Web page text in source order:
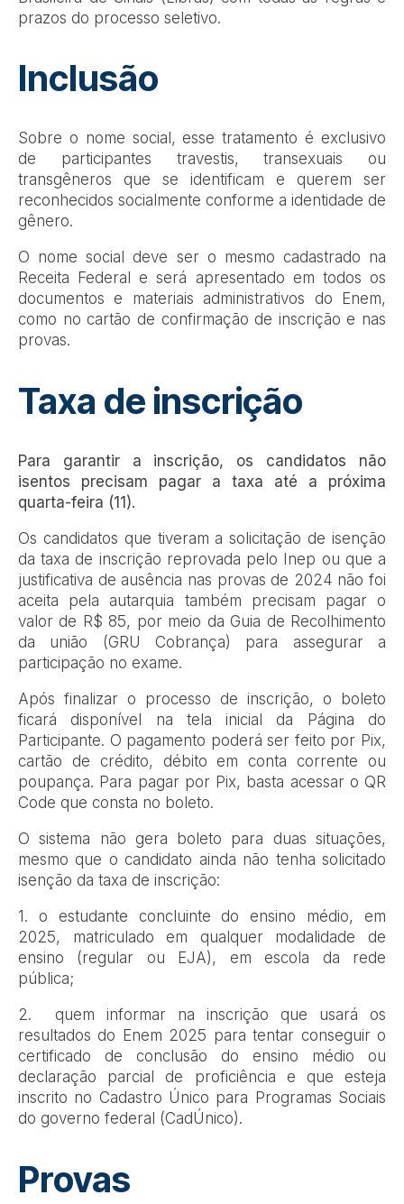
prazos do processo seletivo.
Inclusão
Sobre o nome social, esse tratamento é exclusivo
de participantes travestis, transexuais ou
transgêneros que se identificam e querem ser
reconhecidos socialmente conforme a identidade de
gênero.
O nome social deve ser o mesmo cadastrado na
Receita Federal e será apresentado em todos os
documentos e materiais administrativos do Enem,
como no cartão de confirmação de inscrição e nas
provas.
Taxa de inscrição
Para garantir a inscrição, os candidatos não
isentos precisam pagar a taxa até a próxima
quarta-feira (11).
Os candidatos que tiveram a solicitação de isenção
da taxa de inscrição reprovada pelo Inep ou que a
justificativa de ausência nas provas de 2024 não foi
aceita pela autarquia também precisam pagar o
valor de R$ 85, por meio da Guia de Recolhimento
da união (GRU Cobrança) para assegurar a
participação no exame.
Após finalizar o processo de inscrição, o boleto
ficará disponível na tela inicial da Página do
Participante. O pagamento poderá ser feito por Pix,
cartão de crédito, débito em conta corrente ou
poupança. Para pagar por Pix, basta acessar o QR
Code que consta no boleto.
O sistema não gera boleto para duas situações,
mesmo que o candidato ainda não tenha solicitado
isenção da taxa de inscrição:
1. o estudante concluinte do ensino médio, em
2025, matriculado em qualquer modalidade de
ensino (regular ou EJA), em escola da rede
pública;
2. quem informar na inscrição que usará os
resultados do Enem 2025 para tentar conseguir o
certificado de conclusão do ensino médio ou
declaração parcial de proficiência e que esteja
inscrito no Cadastro Único para Programas Sociais
do governo federal (CadÚnico).
Provas